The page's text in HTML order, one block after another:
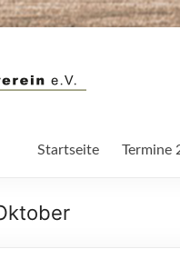
Startseite Termine